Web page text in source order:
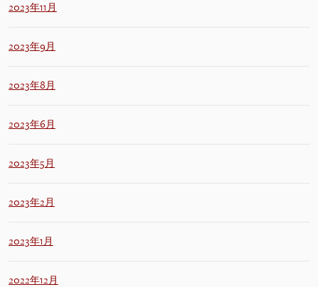
2023年11月
2023年9月
2023年8月
2023年6月
2023年5月
2023年2月
2023年1月
2022年12月